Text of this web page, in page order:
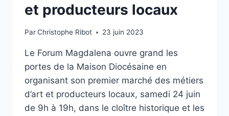
et producteurs locaux
ParChristophe Ribot 23 juin 2023
Le Forum Magdalena ouvre grand les
portes de la Maison Diocésaine en
organisant son premier marché des métiers
d’art et producteurs locaux, samedi 24 juin
de 9h à 19h, dans le cloître historique et les